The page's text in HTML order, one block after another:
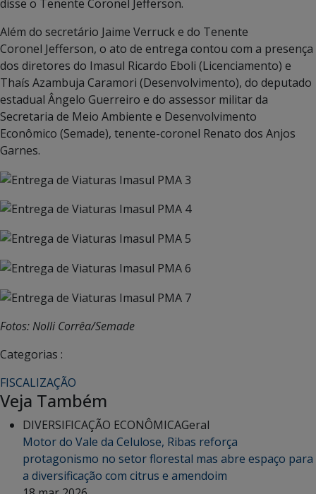
disse o Tenente Coronel Jefferson.
Além do secretário Jaime Verruck e do Tenente
Coronel Jefferson, o ato de entrega contou com a presença
dos diretores do Imasul Ricardo Eboli (Licenciamento) e
Thaís Azambuja Caramori (Desenvolvimento), do deputado
estadual Ângelo Guerreiro e do assessor militar da
Secretaria de Meio Ambiente e Desenvolvimento
Econômico (Semade), tenente-coronel Renato dos Anjos
Garnes.
Fotos: Nolli Corrêa/Semade
Categorias :
FISCALIZAÇÃO
Veja Também
DIVERSIFICAÇÃO ECONÔMICAGeral
Motor do Vale da Celulose, Ribas reforça
protagonismo no setor florestal mas abre espaço para
a diversificação com citrus e amendoim